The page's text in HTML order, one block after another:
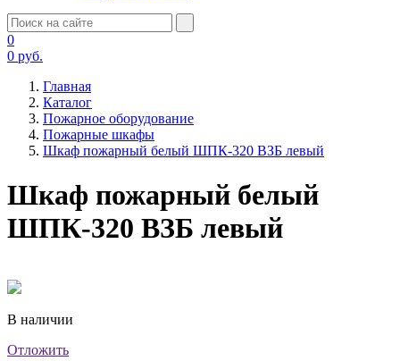
0
0 руб.
Главная
Каталог
Пожарное оборудование
Пожарные шкафы
Шкаф пожарный белый ШПК-320 ВЗБ левый
Шкаф пожарный белый
ШПК-320 ВЗБ левый
В наличии
Отложить